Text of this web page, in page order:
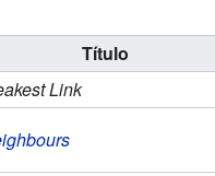
Título
Link